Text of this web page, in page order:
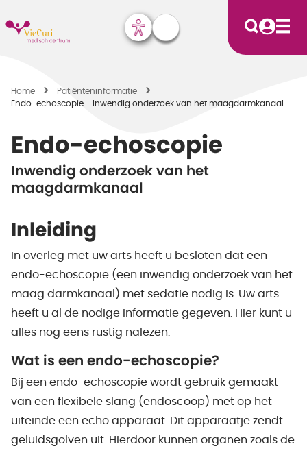
Home
Patiënten­informatie
Endo-echoscopie - Inwendig onderzoek van het maagdarmkanaal
Endo-echoscopie
Inwendig onderzoek van het
maagdarmkanaal
Inleiding
In overleg met uw arts heeft u besloten dat een
endo-echoscopie (een inwendig onderzoek van het
maag darmkanaal) met sedatie nodig is. Uw arts
heeft u al de nodige informatie gegeven. Hier kunt u
alles nog eens rustig nalezen.
Wat is een endo-echoscopie?
Bij een endo-echoscopie wordt gebruik gemaakt
van een flexibele slang (endoscoop) met op het
uiteinde een echo apparaat. Dit apparaatje zendt
geluidsgolven uit. Hierdoor kunnen organen zoals de